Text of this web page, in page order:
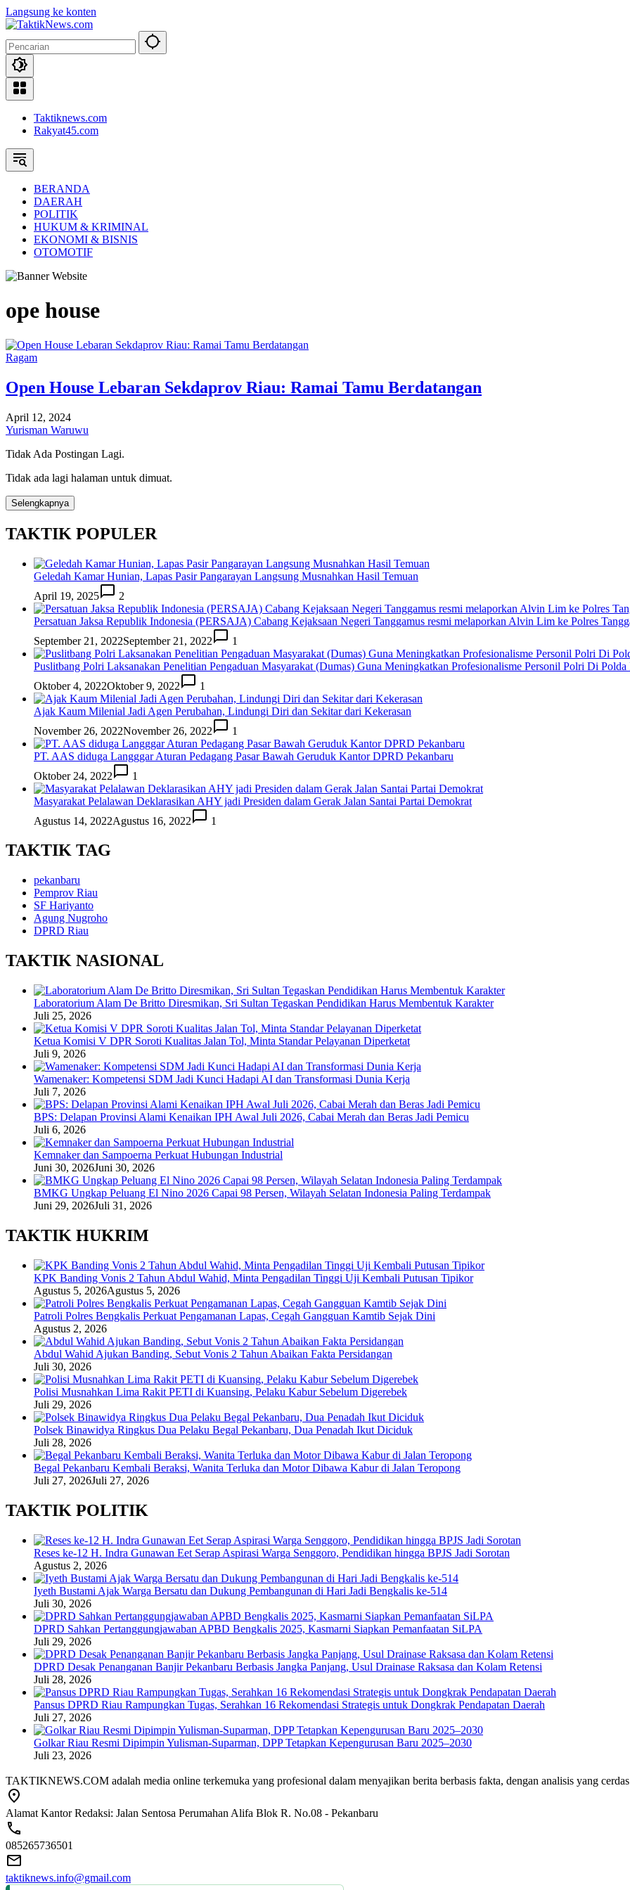
Langsung ke konten
Taktiknews.com
Rakyat45.com
BERANDA
DAERAH
POLITIK
HUKUM & KRIMINAL
EKONOMI & BISNIS
OTOMOTIF
ope house
Ragam
Open House Lebaran Sekdaprov Riau: Ramai Tamu Berdatangan
April 12, 2024
Yurisman Waruwu
Tidak Ada Postingan Lagi.
Tidak ada lagi halaman untuk dimuat.
Selengkapnya
TAKTIK POPULER
Geledah Kamar Hunian, Lapas Pasir Pangarayan Langsung Musnahkan Hasil Temuan
April 19, 2025
2
Persatuan Jaksa Republik Indonesia (PERSAJA) Cabang Kejaksaan Negeri Tanggamus resmi melaporkan Alvin Lim ke Polres
September 21, 2022September 21, 2022 1
Puslitbang Polri Laksanakan Penelitian Pengaduan Masyarakat (Dumas) Guna Meningkatkan Profesionalisme Personil Polri Di Polda
Oktober 4, 2022Oktober 9, 2022 1
Ajak Kaum Milenial Jadi Agen Perubahan, Lindungi Diri dan Sekitar dari Kekerasan
November 26, 2022November 26, 2022 1
PT. AAS diduga Langggar Aturan Pedagang Pasar Bawah Geruduk Kantor DPRD Pekanbaru
Oktober 24, 2022
1
Masyarakat Pelalawan Deklarasikan AHY jadi Presiden dalam Gerak Jalan Santai Partai Demokrat
Agustus 14, 2022Agustus 16, 2022 1
TAKTIK TAG
pekanbaru
Pemprov Riau
SF Hariyanto
Agung Nugroho
DPRD Riau
TAKTIK NASIONAL
Laboratorium Alam De Britto Diresmikan, Sri Sultan Tegaskan Pendidikan Harus Membentuk Karakter
Juli 25, 2026
Ketua Komisi V DPR Soroti Kualitas Jalan Tol, Minta Standar Pelayanan Diperketat
Juli 9, 2026
Wamenaker: Kompetensi SDM Jadi Kunci Hadapi AI dan Transformasi Dunia Kerja
Juli 7, 2026
BPS: Delapan Provinsi Alami Kenaikan IPH Awal Juli 2026, Cabai Merah dan Beras Jadi Pemicu
Juli 6, 2026
Kemnaker dan Sampoerna Perkuat Hubungan Industrial
Juni 30, 2026Juni 30, 2026
BMKG Ungkap Peluang El Nino 2026 Capai 98 Persen, Wilayah Selatan Indonesia Paling Terdampak
Juni 29, 2026Juli 31, 2026
TAKTIK HUKRIM
KPK Banding Vonis 2 Tahun Abdul Wahid, Minta Pengadilan Tinggi Uji Kembali Putusan Tipikor
Agustus 5, 2026Agustus 5, 2026
Patroli Polres Bengkalis Perkuat Pengamanan Lapas, Cegah Gangguan Kamtib Sejak Dini
Agustus 2, 2026
Abdul Wahid Ajukan Banding, Sebut Vonis 2 Tahun Abaikan Fakta Persidangan
Juli 30, 2026
Polisi Musnahkan Lima Rakit PETI di Kuansing, Pelaku Kabur Sebelum Digerebek
Juli 29, 2026
Polsek Binawidya Ringkus Dua Pelaku Begal Pekanbaru, Dua Penadah Ikut Diciduk
Juli 28, 2026
Begal Pekanbaru Kembali Beraksi, Wanita Terluka dan Motor Dibawa Kabur di Jalan Teropong
Juli 27, 2026Juli 27, 2026
TAKTIK POLITIK
Reses ke-12 H. Indra Gunawan Eet Serap Aspirasi Warga Senggoro, Pendidikan hingga BPJS Jadi Sorotan
Agustus 2, 2026
Iyeth Bustami Ajak Warga Bersatu dan Dukung Pembangunan di Hari Jadi Bengkalis ke-514
Juli 30, 2026
DPRD Sahkan Pertanggungjawaban APBD Bengkalis 2025, Kasmarni Siapkan Pemanfaatan SiLPA
Juli 29, 2026
DPRD Desak Penanganan Banjir Pekanbaru Berbasis Jangka Panjang, Usul Drainase Raksasa dan Kolam Retensi
Juli 28, 2026
Pansus DPRD Riau Rampungkan Tugas, Serahkan 16 Rekomendasi Strategis untuk Dongkrak Pendapatan Daerah
Juli 27, 2026
Golkar Riau Resmi Dipimpin Yulisman-Suparman, DPP Tetapkan Kepengurusan Baru 2025–2030
Juli 23, 2026
TAKTIKNEWS.COM adalah media online terkemuka yang profesional dalam menyajikan berita berbasis fakta, dengan analisis yang
Alamat Kantor Redaksi: Jalan Sentosa Perumahan Alifa Blok R. No.08 - Pekanbaru
085265736501
taktiknews.info@gmail.com